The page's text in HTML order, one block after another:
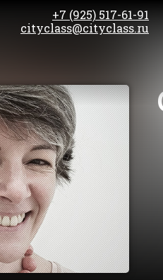
+7 (925) 517-61-91
cityclass@cityclass.ru